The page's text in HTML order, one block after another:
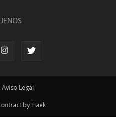
Aviso Legal
by Haek